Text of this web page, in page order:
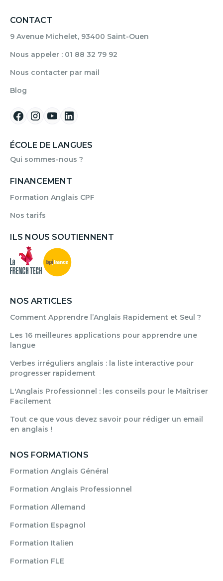
CONTACT
9 Avenue Michelet, 93400 Saint-Ouen
Nous appeler : 01 88 32 79 92
Nous contacter par mail
Blog
ÉCOLE DE LANGUES
Qui sommes-nous ?
FINANCEMENT
Formation Anglais CPF
Nos tarifs
ILS NOUS SOUTIENNENT
NOS ARTICLES
Comment Apprendre l’Anglais Rapidement et Seul ?
Les 16 meilleures applications pour apprendre une
langue
Verbes irréguliers anglais : la liste interactive pour
progresser rapidement
L'Anglais Professionnel : les conseils pour le Maîtriser
Facilement
Tout ce que vous devez savoir pour rédiger un email
en anglais !
NOS FORMATIONS
Formation Anglais Général
Formation Anglais Professionnel
Formation Allemand
Formation Espagnol
Formation Italien
Formation FLE